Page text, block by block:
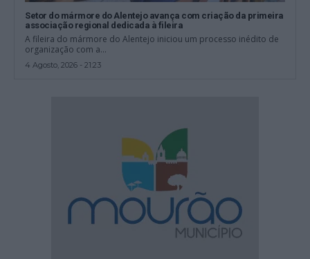
Setor do mármore do Alentejo avança com criação da primeira
associação regional dedicada à fileira
A fileira do mármore do Alentejo iniciou um processo inédito de
organização com a...
4 Agosto, 2026 - 21:23